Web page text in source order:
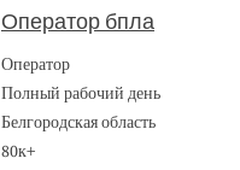
Оператор бпла
Оператор
Полный рабочий день
Белгородская область
80к+